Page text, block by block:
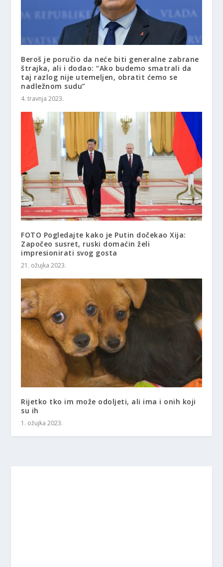
Beroš je poručio da neće biti generalne zabrane
štrajka, ali i dodao: “Ako budemo smatrali da
taj razlog nije utemeljen, obratit ćemo se
nadležnom sudu”
4. travnja 2023.
FOTO Pogledajte kako je Putin dočekao Xija:
Započeo susret, ruski domaćin želi
impresionirati svog gosta
21. ožujka 2023.
Rijetko tko im može odoljeti, ali ima i onih koji
su ih
1. ožujka 2023.